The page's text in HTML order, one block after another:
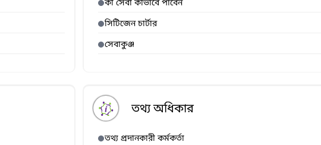
কী সেবা কীভাবে পাবেন
সিটিজেন চার্টার
সেবাকুঞ্জ
তথ্য অধিকার
তথ্য প্রদানকারী কর্মকর্তা